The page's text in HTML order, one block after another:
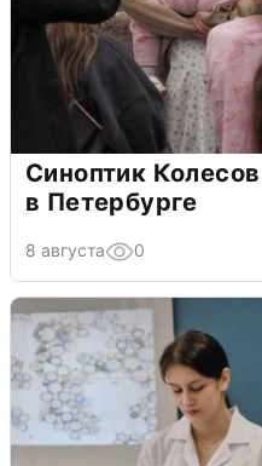
Синоптик
в Петербурге
8 августа 0